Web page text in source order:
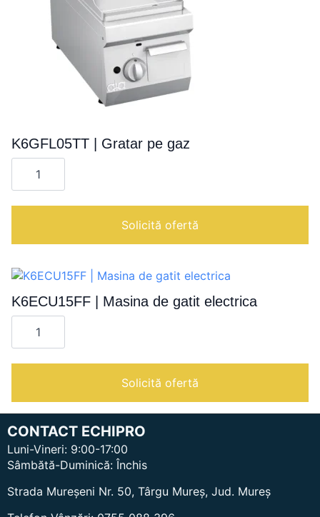
K6GFL05TT | Gratar pe gaz
Cantitate
K6GFL05TT
pe
Solicită ofertă
K6ECU15FF | Masina de gatit electrica
Cantitate
K6ECU15FF
|
de
Solicită ofertă
CONTACT ECHIPRO
Luni-Vineri: 9:00-17:00
Sâmbătă-Duminică: Închis
Strada Mureșeni Nr. 50, Târgu Mureș, Jud. Mureș